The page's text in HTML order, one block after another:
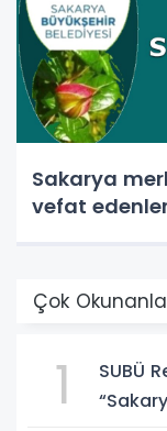
Sakarya
vefat
Çok
1
SUBÜ